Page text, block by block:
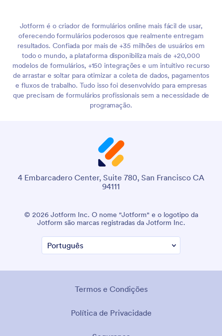
Jotform é o criador de formulários online mais fácil de usar,
oferecendo formulários poderosos que realmente entregam
resultados. Confiada por mais de +35 milhões de usuários em
todo o mundo, a plataforma disponibiliza mais de +20,000
modelos de formulários, +150 integrações e um intuitivo recurso
de arrastar e soltar para otimizar a coleta de dados, pagamentos
e fluxos de trabalho. Tudo isso foi desenvolvido para empresas
que precisam de formulários profissionais sem a necessidade de
programação.
4 Embarcadero Center, Suite 780, San Francisco CA
94111
© 2026 Jotform Inc. O nome "Jotform" e o logotipo da
Jotform são marcas registradas da Jotform Inc.
Termos e Condições
Política de Privacidade